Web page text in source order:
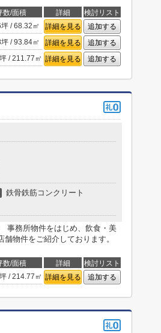
数/面積 詳細
検討リスト
/ 68.32㎡ 詳細を見る
追加する
/ 93.84㎡ 詳細を見る
追加する
/ 211.77㎡ 詳細を見る 追加する
鉄骨鉄筋コンクリート
事務所物件をはじめ、飲食・美
物件をご紹介しております。
数/面積 詳細
検討リスト
/ 214.77㎡ 詳細を見る 追加する